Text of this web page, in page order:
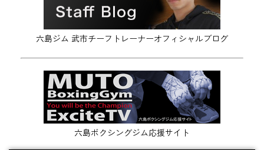
六島ジム 武市チーフトレーナーオフィシャルブログ
六島ボクシングジム応援サイト